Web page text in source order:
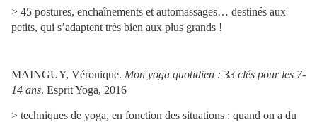
> 45 postures, enchaînements et automassages… destinés aux
petits, qui s’adaptent très bien aux plus grands !
MAINGUY, Véronique. Mon yoga quotidien : 33 clés pour les 7-
14 ans. Esprit Yoga, 2016
> techniques de yoga, en fonction des situations : quand on a du